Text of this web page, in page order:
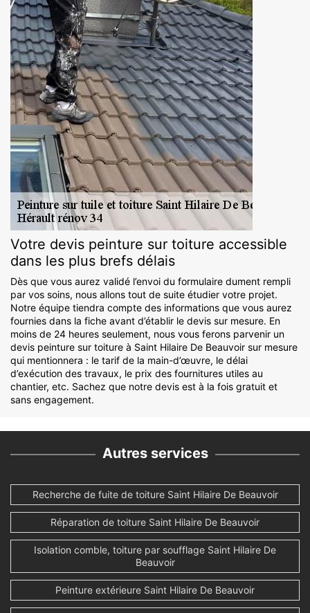
Votre devis peinture sur toiture accessible
dans les plus brefs délais
Dès que vous aurez validé l’envoi du formulaire dument rempli
par vos soins, nous allons tout de suite étudier votre projet.
Notre équipe tiendra compte des informations que vous aurez
fournies dans la fiche avant d’établir le devis sur mesure. En
moins de 24 heures seulement, nous vous ferons parvenir un
devis peinture sur toiture à Saint Hilaire De Beauvoir sur mesure
qui mentionnera : le tarif de la main-d’œuvre, le délai
d’exécution des travaux, le prix des fournitures utiles au
chantier, etc. Sachez que notre devis est à la fois gratuit et
sans engagement.
Autres services
Recherche de fuite de toiture Saint Hilaire De Beauvoir
Réparation de toiture Saint Hilaire De Beauvoir
Isolation comble, toiture par soufflage Saint Hilaire De
Beauvoir
Peinture extérieure Saint Hilaire De Beauvoir